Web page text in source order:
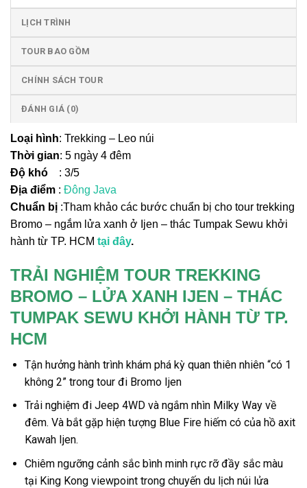
LỊCH TRÌNH
TOUR BAO GỒM
CHÍNH SÁCH TOUR
ĐÁNH GIÁ (0)
Loại hình: Trekking – Leo núi
Thời gian: 5 ngày 4 đêm
Độ khó : 3/5
Địa điểm : Đông Java
Chuẩn bị :Tham khảo các bước chuẩn bị cho tour trekking
Bromo – ngắm lửa xanh ở Ijen – thác Tumpak Sewu khởi
hành từ TP. HCM tại đây.
TRẢI NGHIỆM TOUR TREKKING
BROMO – LỬA XANH IJEN – THÁC
TUMPAK SEWU KHỞI HÀNH TỪ TP.
HCM
Tận hưởng hành trình khám phá kỳ quan thiên nhiên “có 1
không 2” trong tour đi Bromo Ijen
Trải nghiệm đi Jeep 4WD và ngắm nhìn Milky Way về
đêm. Và bắt gặp hiện tượng Blue Fire hiếm có của hồ axit
Kawah Ijen.
Chiêm ngưỡng cảnh sắc bình minh rực rỡ đầy sắc màu
tại King Kong viewpoint trong chuyến du lịch núi lửa